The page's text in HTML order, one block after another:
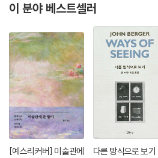
이 분야 베스트셀러
[예스리커버] 미술관에
다른 방식으로 보기